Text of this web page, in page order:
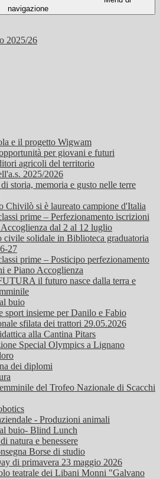
navigazione
2025/26
e il progetto Wigwam
per giovani e futuri
agricoli del territorio
2025/2026
storia, memoria e gusto nelle terre
Chivilò si è laureato campione d'Italia
prime – Perfezionamento iscrizioni
Accoglienza dal 2 al 12 luglio
civile solidale in Biblioteca graduatoria
27
prime – Posticipo perfezionamento
e Piano Accoglienza
il futuro nasce dalla terra e
buio
sport insieme per Danilo e Fabio
sfilata dei trattori 29.05.2026
alla Cantina Pitars
Special Olympics a Lignano
dei diplomi
del Trofeo Nazionale di Scacchi
- Produzioni animali
buio- Blind Lunch
natura e benessere
Borse di studio
di primavera 23 maggio 2026
teatrale dei Libani Monni "Galvano